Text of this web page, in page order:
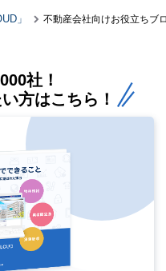
」 不動産会社向けお役立ちブ
社！
方はこちら！